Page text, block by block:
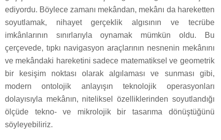
ediyordu. Böylece zamanı mekândan, mekânı da hareketten
soyutlamak, nihayet gerçeklik algısının ve tecrübe
imkânlarının sınırlarıyla oynamak mümkün oldu. Bu
çerçevede, tıpkı navigasyon araçlarının nesnenin mekânını
ve mekândaki hareketini sadece matematiksel ve geometrik
bir kesişim noktası olarak algılaması ve sunması gibi,
modern ontolojik anlayışın teknolojik operasyonları
dolayısıyla mekânın, niteliksel özelliklerinden soyutlandığı
ölçüde tekno- ve mikrolojik bir tasarıma dönüştüğünü
söyleyebiliriz.